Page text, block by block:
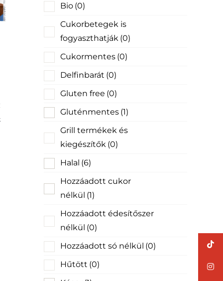
Bio (0)
Cukorbetegek is
fogyaszthatják (0)
Cukormentes (0)
Delfinbarát (0)
Gluten free (0)
Gluténmentes (1)
Grill termékek és
kiegészítők (0)
Halal (6)
Hozzáadott cukor
nélkül (1)
Hozzáadott édesítőszer
nélkül (0)
Hozzáadott só nélkül (0)
Hűtött (0)